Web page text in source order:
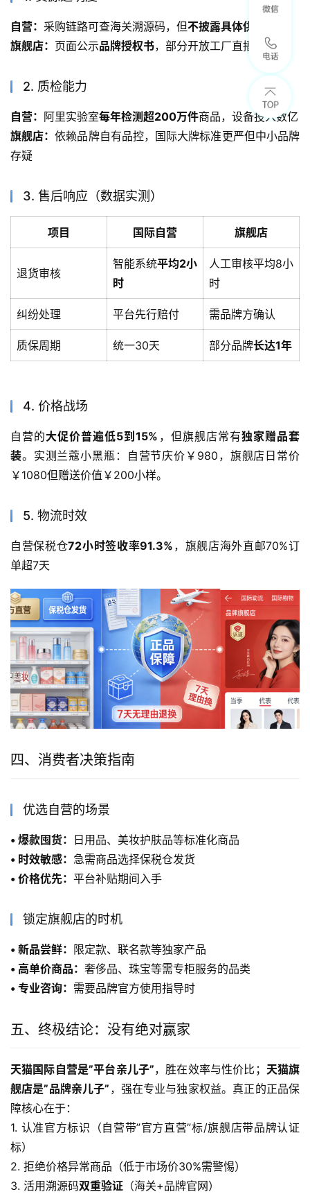
自营： 采购链路可查海关溯源码，但不披露具体供应商
旗舰店： 页面公示品牌授权书，部分开放工厂直播
2. 质检能力
自营： 阿里实验室每年检测超200万件商品，设备投入数亿
旗舰店：依赖品牌自有品控，国际大牌标准更严但中小品牌
存疑
3. 售后响应（数据实测）
项目 国际自营 旗舰店
退货审核
智能系统平均2小
时
人工审核平均8小
时
纠纷处理 平台先行赔付 需品牌方确认
质保周期 统一30天 部分品牌长达1年
4. 价格战场
自营的大促价普遍低5到15% ，但旗舰店常有独家赠品套
装。实测兰蔻小黑瓶：自营节庆价￥980，旗舰店日常价
￥1080但赠送价值￥200小样。
5. 物流时效
自营保税仓72小时签收率91.3% ，旗舰店海外直邮70%订
单超7天
四、消费者决策指南
优选自营的场景
• 爆款囤货：
日用品、美妆护肤品等标准化商品
• 时效敏感： 急需商品选择保税仓发货
• 价格优先： 平台补贴期间入手
锁定旗舰店的时机
• 新品尝鲜： 限定款、联名款等独家产品
• 高单价商品： 奢侈品、珠宝等需专柜服务的品类
• 专业咨询： 需要品牌官方使用指导时
五、终极结论：没有绝对赢家
天猫国际自营是”平台亲儿子”，胜在效率与性价比； 天猫旗
舰店是”品牌亲儿子” ，强在专业与独家权益。真正的正品保
障核心在于：
1. 认准官方标识（自营带”官方直营”标/旗舰店带品牌认证
标）
2. 拒绝价格异常商品（低于市场价30%需警惕）
3. 活用溯源码双重验证 （海关+品牌官网）